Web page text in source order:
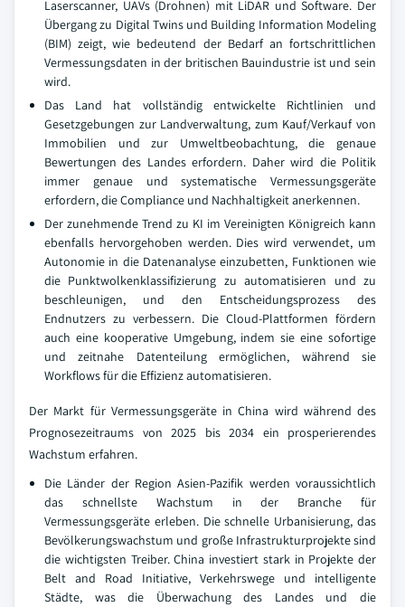
Laserscanner, UAVs (Drohnen) mit LiDAR und Software. Der
Übergang zu Digital Twins und Building Information Modeling
(BIM) zeigt, wie bedeutend der Bedarf an fortschrittlichen
Vermessungsdaten in der britischen Bauindustrie ist und sein
wird.
Das Land hat vollständig entwickelte Richtlinien und
Gesetzgebungen zur Landverwaltung, zum Kauf/Verkauf von
Immobilien und zur Umweltbeobachtung, die genaue
Bewertungen des Landes erfordern. Daher wird die Politik
immer genaue und systematische Vermessungsgeräte
erfordern, die Compliance und Nachhaltigkeit anerkennen.
Der zunehmende Trend zu KI im Vereinigten Königreich kann
ebenfalls hervorgehoben werden. Dies wird verwendet, um
Autonomie in die Datenanalyse einzubetten, Funktionen wie
die Punktwolkenklassifizierung zu automatisieren und zu
beschleunigen, und den Entscheidungsprozess des
Endnutzers zu verbessern. Die Cloud-Plattformen fördern
auch eine kooperative Umgebung, indem sie eine sofortige
und zeitnahe Datenteilung ermöglichen, während sie
Workflows für die Effizienz automatisieren.
Der Markt für Vermessungsgeräte in China wird während des
Prognosezeitraums von 2025 bis 2034 ein prosperierendes
Wachstum erfahren.
Die Länder der Region Asien-Pazifik werden voraussichtlich
das schnellste Wachstum in der Branche für
Vermessungsgeräte erleben. Die schnelle Urbanisierung, das
Bevölkerungswachstum und große Infrastrukturprojekte sind
die wichtigsten Treiber. China investiert stark in Projekte der
Belt and Road Initiative, Verkehrswege und intelligente
Städte, was die Überwachung des Landes und die